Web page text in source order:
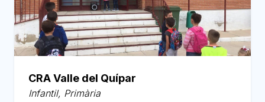
CRA Valle del Quípar
Infantil, Primària